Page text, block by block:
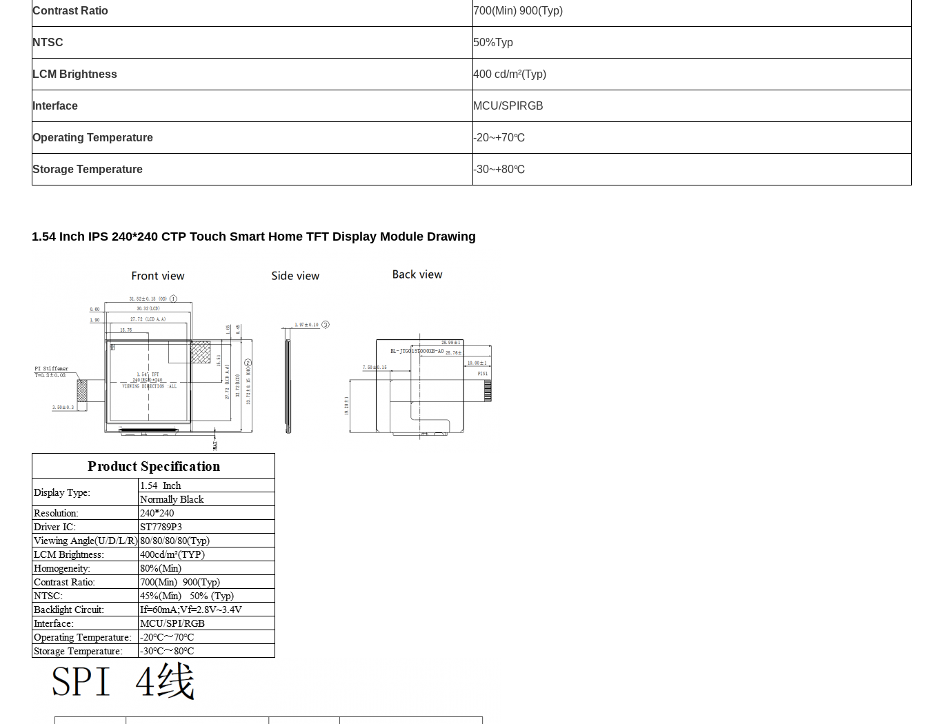
Contrast Ratio 700(Min) 900(Typ)
NTSC 50%Typ
LCM Brightness 400 cd/m²(Typ)
Interface MCU/SPIRGB
Operating Temperature -20~+70℃
Storage Temperature -30~+80℃
1.54 Inch IPS 240*240 CTP Touch Smart Home TFT Display Module Drawing